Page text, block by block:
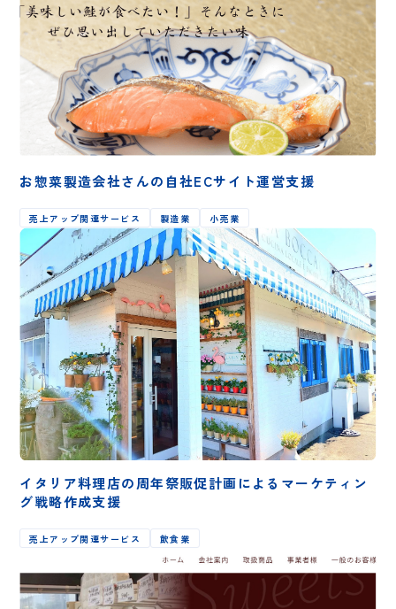
お惣菜製造会社さんの自社ECサイト運営支援
売上アップ関連サービス 製造業 小売業
イタリア料理店の周年祭販促計画によるマーケティン
グ戦略作成支援
売上アップ関連サービス 飲食業